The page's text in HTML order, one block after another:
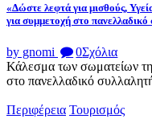
«Δώστε λεφτά για μισθούς,
για συμμετοχή στο
by gnomi 0Σχόλια
Κάλεσμα των σωματείων
στο πανελλαδικό
Περιφέρεια Τουρισμός